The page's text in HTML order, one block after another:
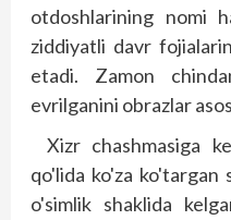
otdoshlarining nomi
ziddiyatli davr
etadi. Zamon
evrilganini obrazlar
Xizr chashmasiga
qo'lida ko'za ko'targan
o'simlik shaklida